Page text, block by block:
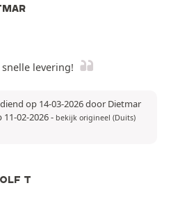
levering!
op 14-03-2026 door Dietmar
02-2026- bekijk origineel (Duits)
T